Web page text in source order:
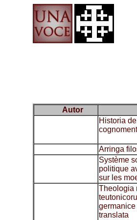
Autor
Historia
Arringa
Système
politique
sur les
Theologia
translata